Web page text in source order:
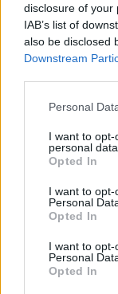
disclosure of your
IAB’s list of
also be disclosed
Downstream
Please note that
not limited to
grant or deny
use your data for
consent section.
Personal
I want to
personal data.
Opted In
I want to
Personal
Opted In
I want to
Personal
Opted In
Stone
Barba
szezonja
•2018. június